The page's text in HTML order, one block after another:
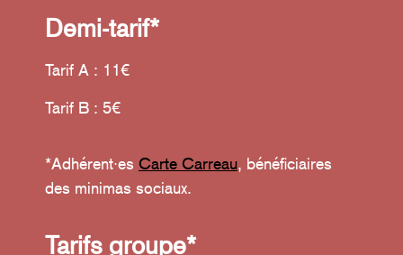
Demi-tarif*
Tarif A : 11€
Tarif B : 5€
*Adhérent·es Carte Carreau, bénéficiaires
des minimas sociaux.
Tarifs groupe*